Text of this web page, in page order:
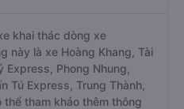
khai thác dòng xe
này là xe Hoàng Khang, Tài
Express, Phong Nhung,
Tú Express, Trung Thành,
thể tham khảo thêm thông